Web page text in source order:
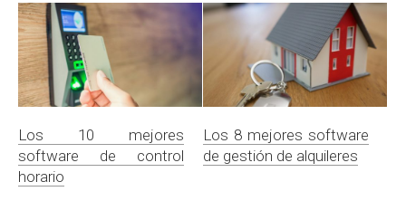
Los 10 mejores
software de control
horario
Los 8 mejores software
de gestión de alquileres